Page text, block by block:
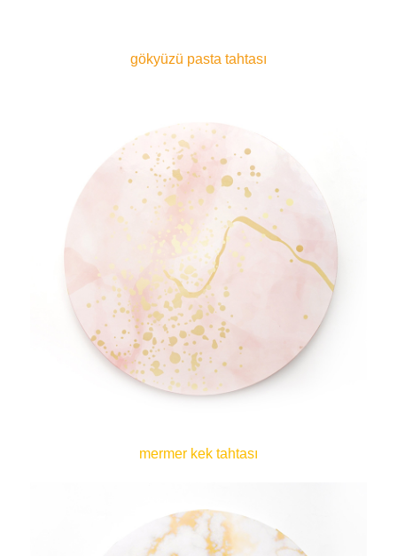
gökyüzü pasta tahtası
mermer kek tahtası